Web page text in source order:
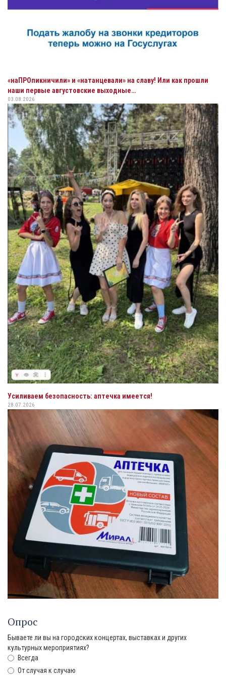
«наПРОпикничили» и «натанцевали» на славу! Или как прошли
наши первые августовские выходные…
03.08.2026
Усиливаем безопасность: аптечка имеется!
28.07.2026
Опрос
Бываете ли вы на городских концертах, выставках и других
культурных мероприятиях?
Всегда
От случая к случаю